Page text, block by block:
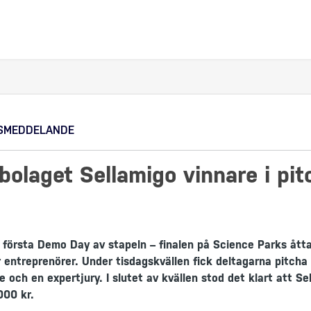
Sellamigo vinnare i
Demo Day av stapeln – finalen på Science Parks
entreprenörer. Under tisdagskvällen fick deltagarna
och en expertjury. I slutet av kvällen stod det klart att
kr.